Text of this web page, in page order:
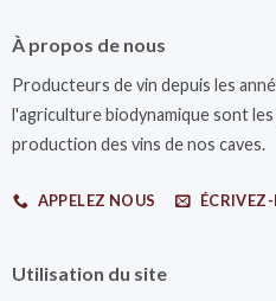
À propos de nous
Producteurs de vin depuis les
l'agriculture biodynamique sont
production des vins de nos caves.
APPELEZ NOUS
Utilisation du site